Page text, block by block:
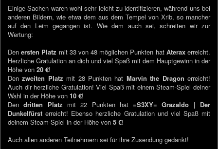
Einige Sachen waren wohl sehr leicht zu identifizieren, während uns bei
anderen Bildern, wie etwa dem aus dem Tempel von Xrib, so mancher
auf den Leim gegangen ist. Wie dem auch sei, schreiten wir zur
Wertung:
Denersten Platz mit 33 von 48 möglichen Punkten hat Ateraxerreicht.
Herzliche Gratulation an dich und viel Spaß mit dem Hauptgewinn in der
Höhe von 20 €!
Denzweiten Platz mit 28 Punkten hat Marvin the Dragon erreicht!
Auch dir herzliche Gratulation! Viel Spaß mit einem Steam-Spiel deiner
Wahl in der Höhe von 10 €!
Dendritten Platz mit 22 Punkten hat=S3XY= Grazaldo | Der
Dunkelfürst erreicht! Ebenso herzliche Gratulation und viel Spaß mit
deinem Steam-Spiel in der Höhe von 5 €!
Auch allen anderen Teilnehmern sei für ihre Zusendung gedankt!